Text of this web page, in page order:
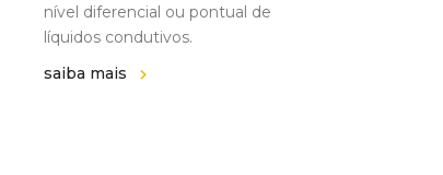
nível diferencial ou pontual de
líquidos condutivos.
saiba mais